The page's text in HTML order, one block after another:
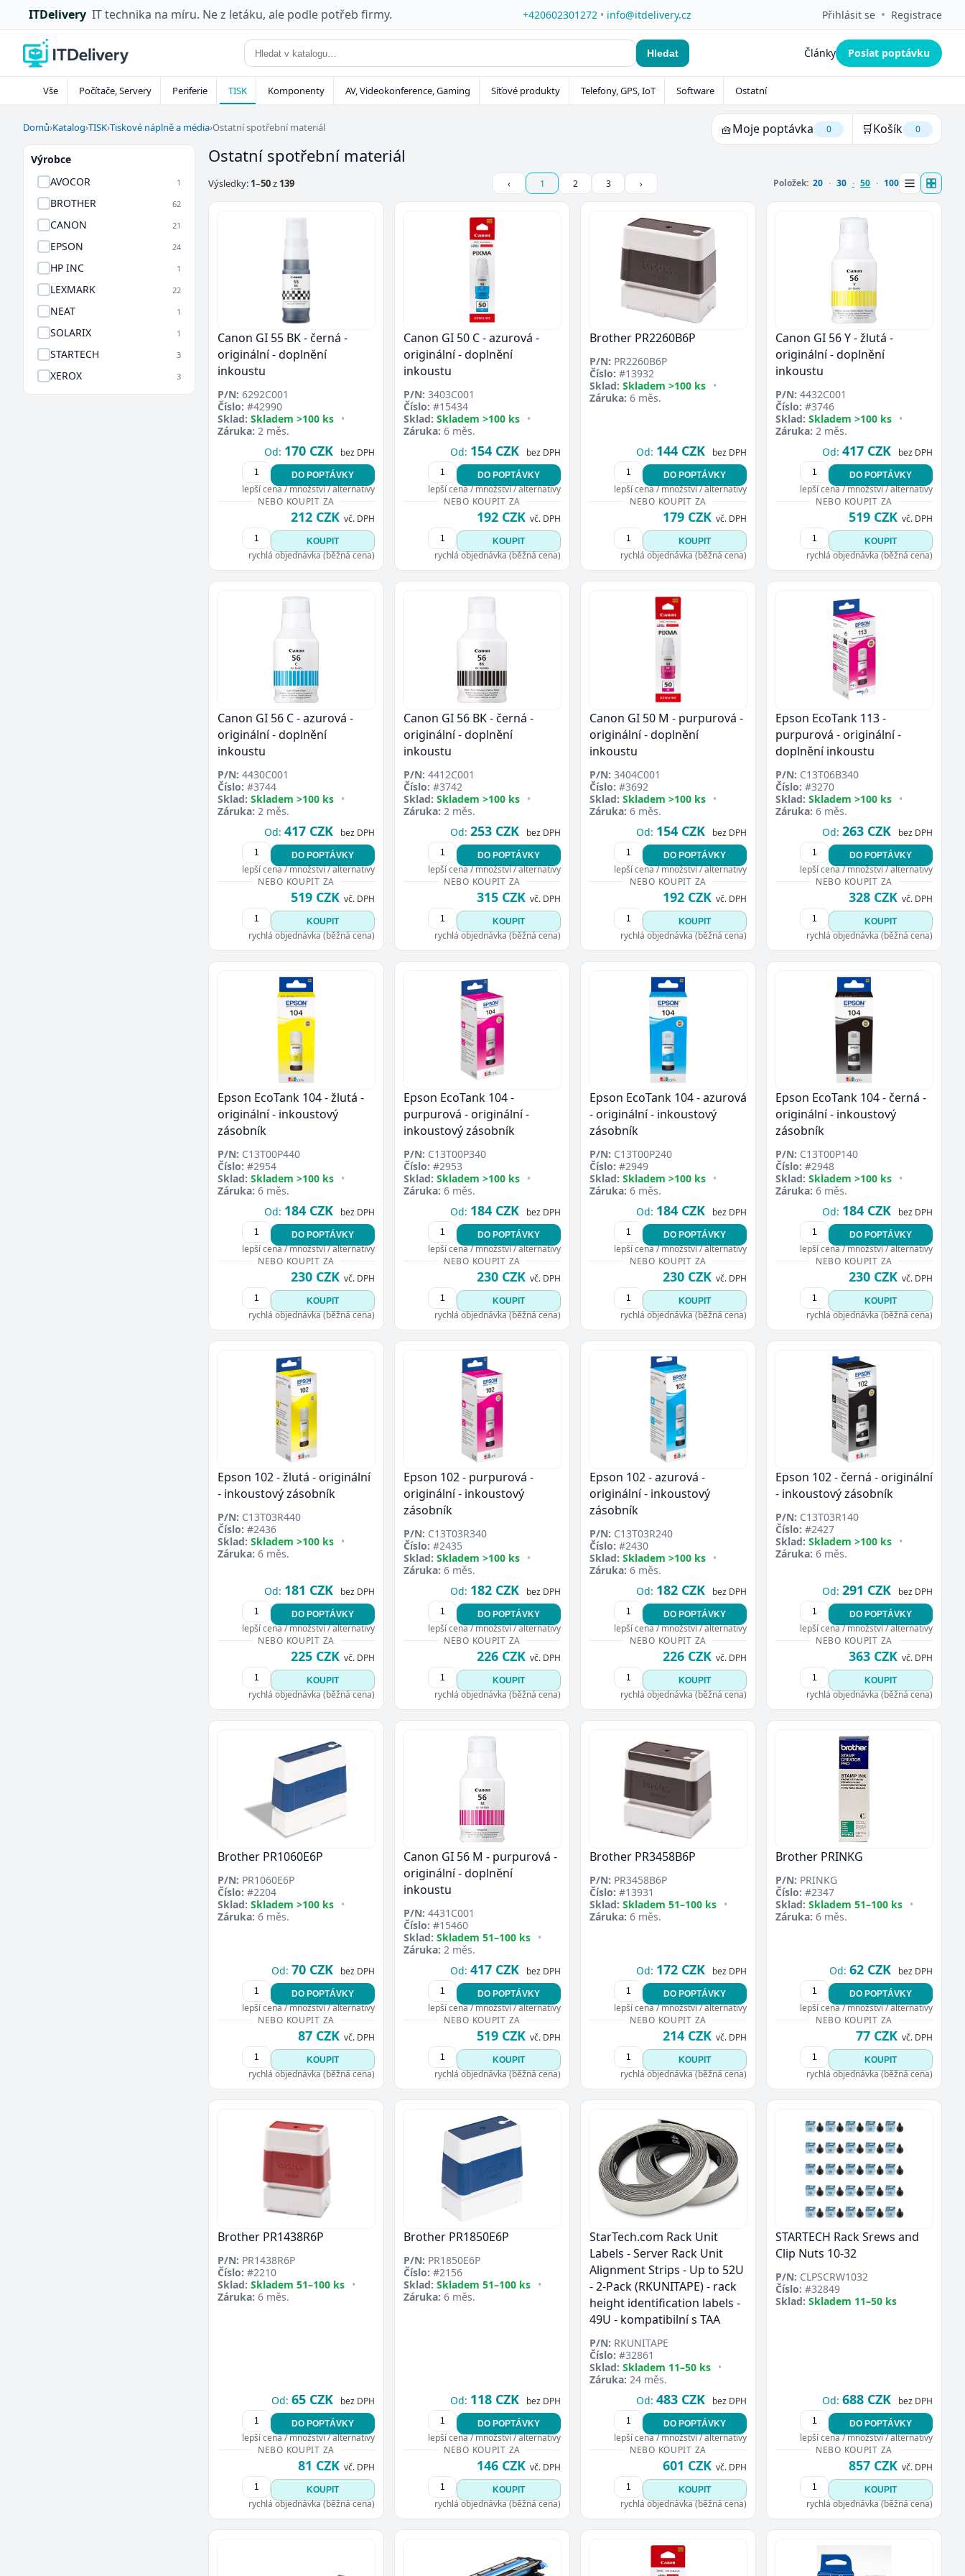
ITDelivery IT technika na míru. Ne z letáku, ale podle potřeb firmy. +420602301272 • info@itdelivery.cz Přihlásit se • Registrace
Hledat Články Poslat poptávku
Vše Počítače, Servery Periferie TISK Komponenty AV, Videokonference, Gaming Síťové produkty Telefony, GPS, IoT Software Ostatní
Domů›Katalog›TISK›Tiskové náplně a média›Ostatní spotřební materiál 🧺Moje poptávka 0 🛒Košík 0
Přejít do poptávky
Výrobce
AVOCOR
1
BROTHER 62
CANON 21
EPSON 24
HP INC 1
LEXMARK 22
NEAT 1
SOLARIX 1
STARTECH 3
XEROX 3
Ostatní spotřební materiál
Výsledky: 1–50z 139 ‹ 1 2 3 › Položek: 20 30 50 100
Canon GI 55 BK - černá -
originální - doplnění
inkoustu
P/N: 6292C001
Číslo: #42990
Sklad: Skladem >100 ks •
Záruka: 2 měs.
Od: 170 CZK bez DPH
DO POPTÁVKY
lepší cena / množství / alternativy
NEBO KOUPIT ZA
212 CZK vč. DPH
KOUPIT
rychlá objednávka (běžná cena)
Canon GI 50 C - azurová -
originální - doplnění
inkoustu
P/N: 3403C001
Číslo: #15434
Sklad: Skladem >100 ks •
Záruka: 6 měs.
Od: 154 CZK bez DPH
DO POPTÁVKY
lepší cena / množství / alternativy
NEBO KOUPIT ZA
192 CZK vč. DPH
KOUPIT
rychlá objednávka (běžná cena)
Brother PR2260B6P
P/N: PR2260B6P
Číslo: #13932
Sklad: Skladem >100 ks •
Záruka: 6 měs.
Od: 144 CZK bez DPH
DO POPTÁVKY
lepší cena / množství / alternativy
NEBO KOUPIT ZA
179 CZK vč. DPH
KOUPIT
rychlá objednávka (běžná cena)
Canon GI 56 Y - žlutá -
originální - doplnění
inkoustu
P/N: 4432C001
Číslo: #3746
Sklad: Skladem >100 ks •
Záruka: 2 měs.
Od: 417 CZK bez DPH
DO POPTÁVKY
lepší cena / množství / alternativy
NEBO KOUPIT ZA
519 CZK vč. DPH
KOUPIT
rychlá objednávka (běžná cena)
Canon GI 56 C - azurová -
originální - doplnění
inkoustu
P/N: 4430C001
Číslo: #3744
Sklad: Skladem >100 ks •
Záruka: 2 měs.
Od: 417 CZK bez DPH
DO POPTÁVKY
lepší cena / množství / alternativy
NEBO KOUPIT ZA
519 CZK vč. DPH
KOUPIT
rychlá objednávka (běžná cena)
Canon GI 56 BK - černá -
originální - doplnění
inkoustu
P/N: 4412C001
Číslo: #3742
Sklad: Skladem >100 ks •
Záruka: 2 měs.
Od: 253 CZK bez DPH
DO POPTÁVKY
lepší cena / množství / alternativy
NEBO KOUPIT ZA
315 CZK vč. DPH
KOUPIT
rychlá objednávka (běžná cena)
Canon GI 50 M - purpurová -
originální - doplnění
inkoustu
P/N: 3404C001
Číslo: #3692
Sklad: Skladem >100 ks •
Záruka: 6 měs.
Od: 154 CZK bez DPH
DO POPTÁVKY
lepší cena / množství / alternativy
NEBO KOUPIT ZA
192 CZK vč. DPH
KOUPIT
rychlá objednávka (běžná cena)
Epson EcoTank 113 -
purpurová - originální -
doplnění inkoustu
P/N: C13T06B340
Číslo: #3270
Sklad: Skladem >100 ks •
Záruka: 6 měs.
Od: 263 CZK bez DPH
DO POPTÁVKY
lepší cena / množství / alternativy
NEBO KOUPIT ZA
328 CZK vč. DPH
KOUPIT
rychlá objednávka (běžná cena)
Epson EcoTank 104 - žlutá -
originální - inkoustový
zásobník
P/N: C13T00P440
Číslo: #2954
Sklad: Skladem >100 ks •
Záruka: 6 měs.
Od: 184 CZK bez DPH
DO POPTÁVKY
lepší cena / množství / alternativy
NEBO KOUPIT ZA
230 CZK vč. DPH
KOUPIT
rychlá objednávka (běžná cena)
Epson EcoTank 104 -
purpurová - originální -
inkoustový zásobník
P/N: C13T00P340
Číslo: #2953
Sklad: Skladem >100 ks •
Záruka: 6 měs.
Od: 184 CZK bez DPH
DO POPTÁVKY
lepší cena / množství / alternativy
NEBO KOUPIT ZA
230 CZK vč. DPH
KOUPIT
rychlá objednávka (běžná cena)
Epson EcoTank 104 - azurová
- originální - inkoustový
zásobník
P/N: C13T00P240
Číslo: #2949
Sklad: Skladem >100 ks •
Záruka: 6 měs.
Od: 184 CZK bez DPH
DO POPTÁVKY
lepší cena / množství / alternativy
NEBO KOUPIT ZA
230 CZK vč. DPH
KOUPIT
rychlá objednávka (běžná cena)
Epson EcoTank 104 - černá -
originální - inkoustový
zásobník
P/N: C13T00P140
Číslo: #2948
Sklad: Skladem >100 ks •
Záruka: 6 měs.
Od: 184 CZK bez DPH
DO POPTÁVKY
lepší cena / množství / alternativy
NEBO KOUPIT ZA
230 CZK vč. DPH
KOUPIT
rychlá objednávka (běžná cena)
Epson 102 - žlutá - originální
- inkoustový zásobník
P/N: C13T03R440
Číslo: #2436
Sklad: Skladem >100 ks •
Záruka: 6 měs.
Od: 181 CZK bez DPH
DO POPTÁVKY
lepší cena / množství / alternativy
NEBO KOUPIT ZA
225 CZK vč. DPH
KOUPIT
rychlá objednávka (běžná cena)
Epson 102 - purpurová -
originální - inkoustový
zásobník
P/N: C13T03R340
Číslo: #2435
Sklad: Skladem >100 ks •
Záruka: 6 měs.
Od: 182 CZK bez DPH
DO POPTÁVKY
lepší cena / množství / alternativy
NEBO KOUPIT ZA
226 CZK vč. DPH
KOUPIT
rychlá objednávka (běžná cena)
Epson 102 - azurová -
originální - inkoustový
zásobník
P/N: C13T03R240
Číslo: #2430
Sklad: Skladem >100 ks •
Záruka: 6 měs.
Od: 182 CZK bez DPH
DO POPTÁVKY
lepší cena / množství / alternativy
NEBO KOUPIT ZA
226 CZK vč. DPH
KOUPIT
rychlá objednávka (běžná cena)
Epson 102 - černá - originální
- inkoustový zásobník
P/N: C13T03R140
Číslo: #2427
Sklad: Skladem >100 ks •
Záruka: 6 měs.
Od: 291 CZK bez DPH
DO POPTÁVKY
lepší cena / množství / alternativy
NEBO KOUPIT ZA
363 CZK vč. DPH
KOUPIT
rychlá objednávka (běžná cena)
Brother PR1060E6P
P/N: PR1060E6P
Číslo: #2204
Sklad: Skladem >100 ks •
Záruka: 6 měs.
Od: 70 CZK bez DPH
DO POPTÁVKY
lepší cena / množství / alternativy
NEBO KOUPIT ZA
87 CZK vč. DPH
KOUPIT
rychlá objednávka (běžná cena)
Canon GI 56 M - purpurová -
originální - doplnění
inkoustu
P/N: 4431C001
Číslo: #15460
Sklad: Skladem 51–100 ks •
Záruka: 2 měs.
Od: 417 CZK bez DPH
DO POPTÁVKY
lepší cena / množství / alternativy
NEBO KOUPIT ZA
519 CZK vč. DPH
KOUPIT
rychlá objednávka (běžná cena)
Brother PR3458B6P
P/N: PR3458B6P
Číslo: #13931
Sklad: Skladem 51–100 ks •
Záruka: 6 měs.
Od: 172 CZK bez DPH
DO POPTÁVKY
lepší cena / množství / alternativy
NEBO KOUPIT ZA
214 CZK vč. DPH
KOUPIT
rychlá objednávka (běžná cena)
Brother PRINKG
P/N: PRINKG
Číslo: #2347
Sklad: Skladem 51–100 ks •
Záruka: 6 měs.
Od: 62 CZK bez DPH
DO POPTÁVKY
lepší cena / množství / alternativy
NEBO KOUPIT ZA
77 CZK vč. DPH
KOUPIT
rychlá objednávka (běžná cena)
Brother PR1438R6P
P/N: PR1438R6P
Číslo: #2210
Sklad: Skladem 51–100 ks •
Záruka: 6 měs.
Od: 65 CZK bez DPH
DO POPTÁVKY
lepší cena / množství / alternativy
NEBO KOUPIT ZA
81 CZK vč. DPH
KOUPIT
rychlá objednávka (běžná cena)
Brother PR1850E6P
P/N: PR1850E6P
Číslo: #2156
Sklad: Skladem 51–100 ks •
Záruka: 6 měs.
Od: 118 CZK bez DPH
DO POPTÁVKY
lepší cena / množství / alternativy
NEBO KOUPIT ZA
146 CZK vč. DPH
KOUPIT
rychlá objednávka (běžná cena)
StarTech.com Rack Unit
Labels - Server Rack Unit
Alignment Strips - Up to 52U
- 2-Pack (RKUNITAPE) - rack
height identification labels -
49U - kompatibilní s TAA
P/N: RKUNITAPE
Číslo: #32861
Sklad: Skladem 11–50 ks •
Záruka: 24 měs.
Od: 483 CZK bez DPH
DO POPTÁVKY
lepší cena / množství / alternativy
NEBO KOUPIT ZA
601 CZK vč. DPH
KOUPIT
rychlá objednávka (běžná cena)
STARTECH Rack Srews and
Clip Nuts 10-32
P/N: CLPSCRW1032
Číslo: #32849
Sklad: Skladem 11–50 ks
Od: 688 CZK bez DPH
DO POPTÁVKY
lepší cena / množství / alternativy
NEBO KOUPIT ZA
857 CZK vč. DPH
KOUPIT
rychlá objednávka (běžná cena)